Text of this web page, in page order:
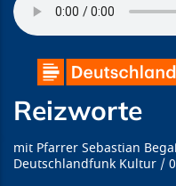
Reizworte
Pfarrer Sebastian
Deutschlandfunk Kultur